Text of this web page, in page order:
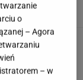
świecie.
o
– Agora
– w